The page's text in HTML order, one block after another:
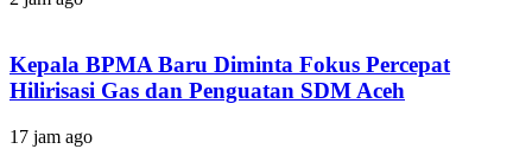
Kepala BPMA Baru Diminta Fokus Percepat
Hilirisasi Gas dan Penguatan SDM Aceh
17 jam ago